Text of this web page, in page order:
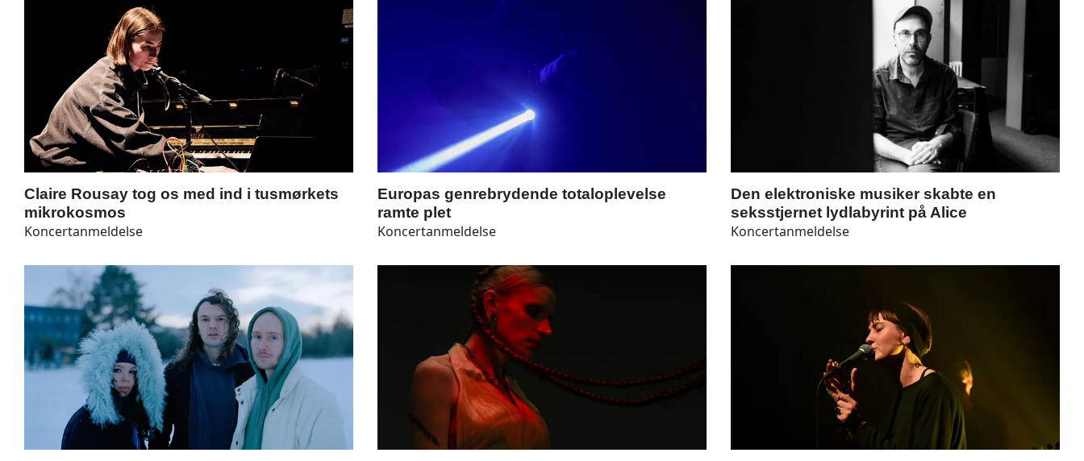
Claire Rousay tog os med ind i tusmørkets
mikrokosmos
Koncertanmeldelse
Europas genrebrydende totaloplevelse
ramte plet
Koncertanmeldelse
Den elektroniske musiker skabte en
seksstjernet lydlabyrint på Alice
Koncertanmeldelse